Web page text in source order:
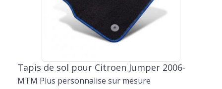
Tapis de sol pour Citroen Jumper 2006-
MTM Plus personnalise sur mesure